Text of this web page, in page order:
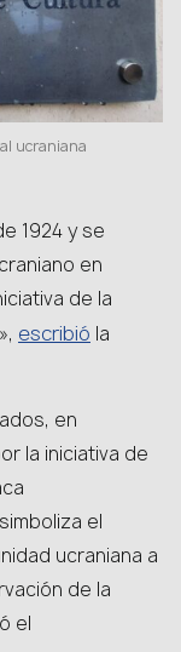
ucraniana
1924 y se
en
de la
escribió la
en
la iniciativa de
el
ucraniana a
de la
el